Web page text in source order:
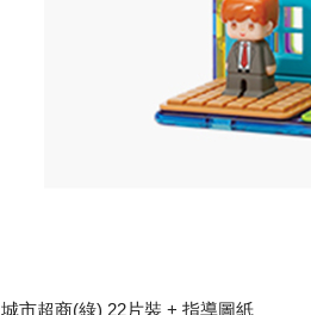
城市超商(綠) 22片裝 + 指導圖紙